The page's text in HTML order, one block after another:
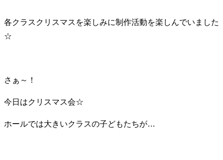
各クラスクリスマスを楽しみに制作活動を楽しんでいました
☆
さぁ～！
今日はクリスマス会☆
ホールでは大きいクラスの子どもたちが…